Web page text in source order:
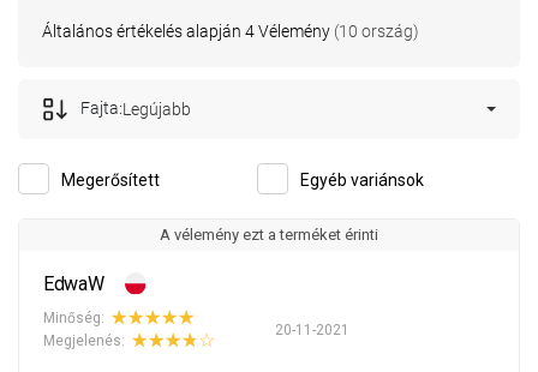
Általános értékelés alapján 4 Vélemény (10 ország)
Megerősített Egyéb variánsok
Fajta:Legújabb
A vélemény ezt a terméket érinti
EdwaW
20-11-2021
Minőség:
Megjelenés: